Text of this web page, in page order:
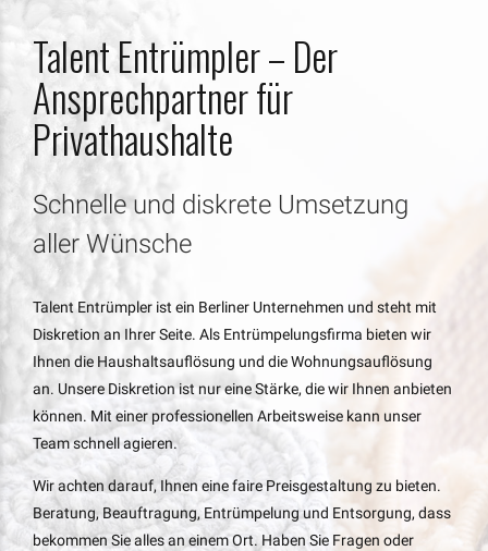
Talent Entrümpler – Der
Ansprechpartner für
Privathaushalte
Schnelle und diskrete Umsetzung
aller Wünsche
Talent Entrümpler ist ein Berliner Unternehmen und steht mit
Diskretion an Ihrer Seite. Als Entrümpelungsfirma bieten wir
Ihnen die Haushaltsauflösung und die Wohnungsauflösung
an. Unsere Diskretion ist nur eine Stärke, die wir Ihnen anbieten
können. Mit einer professionellen Arbeitsweise kann unser
Team schnell agieren.
Wir achten darauf, Ihnen eine faire Preisgestaltung zu bieten.
Beratung, Beauftragung, Entrümpelung und Entsorgung, dass
bekommen Sie alles an einem Ort. Haben Sie Fragen oder